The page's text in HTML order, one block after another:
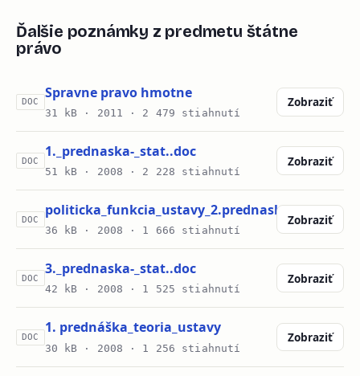
Ďalšie poznámky z predmetu štátne
právo
DOC
Spravne pravo hmotne
31 kB · 2011 · 2 479 stiahnutí
Zobraziť
DOC
1._prednaska-_stat..doc
51 kB · 2008 · 2 228 stiahnutí
Zobraziť
DOC
politicka_funkcia_ustavy_2.prednaska.doc
36 kB · 2008 · 1 666 stiahnutí
Zobraziť
DOC
3._prednaska-_stat..doc
42 kB · 2008 · 1 525 stiahnutí
Zobraziť
DOC
1. prednáška_teoria_ustavy
30 kB · 2008 · 1 256 stiahnutí
Zobraziť